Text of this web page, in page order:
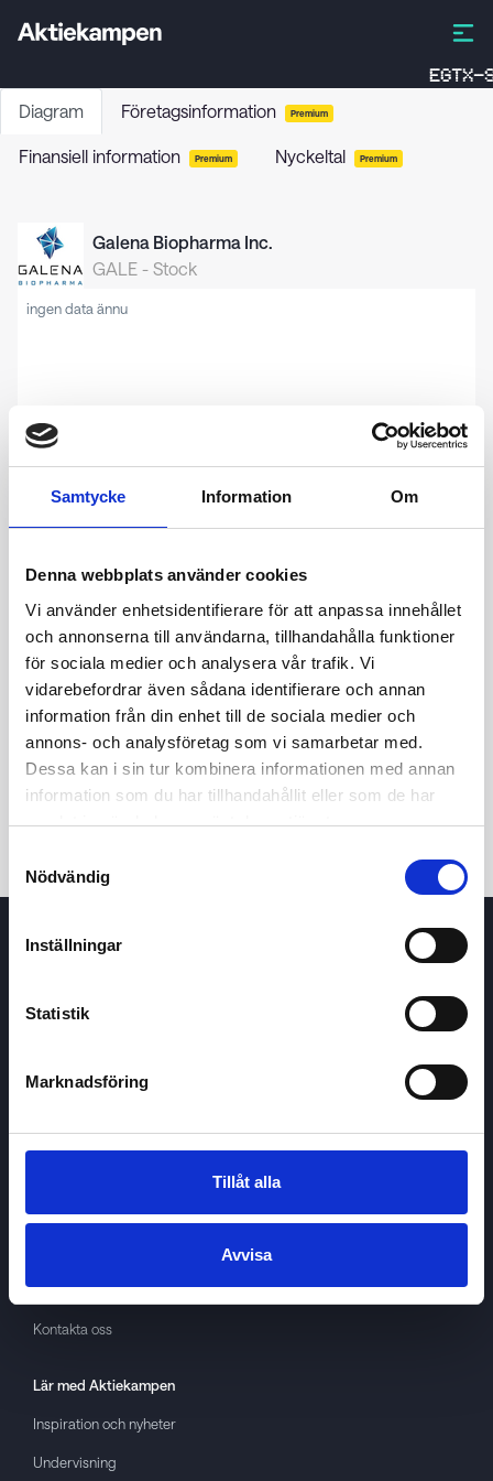
Samtycke Information Om
Denna webbplats använder cookies
Vi använder enhetsidentifierare för att anpassa innehållet
och annonserna till användarna, tillhandahålla funktioner
för sociala medier och analysera vår trafik. Vi
vidarebefordrar även sådana identifierare och annan
information från din enhet till de sociala medier och
annons- och analysföretag som vi samarbetar med.
Dessa kan i sin tur kombinera informationen med annan
information som du har tillhandahållit eller som de har
samlat in när du har använt deras tjänster.
Nödvändig
Inställningar
Statistik
Marknadsföring
Tillåt alla
Avvisa
EGTX-S
Diagram Företagsinformation Premium
Finansiell information Premium Nyckeltal Premium
Galena Biopharma Inc.
GALE - Stock
ingen data ännu
24t 7d 1m 3m 1å 5å
Köp / Sälj
OmAktiekampen
About cookies
GDPR
Kontakta oss
Lär med Aktiekampen
Inspiration och nyheter
Undervisning